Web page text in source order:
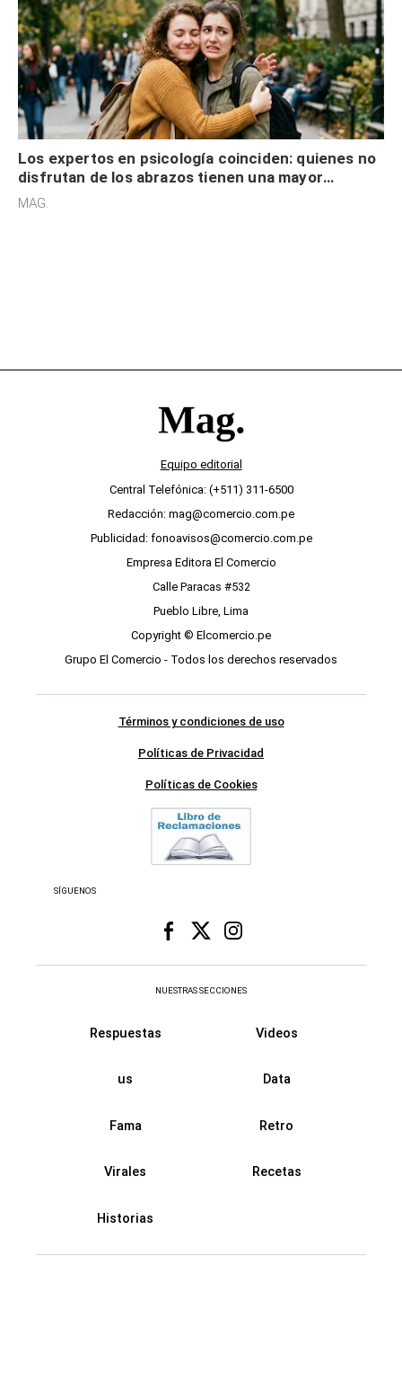
Los expertos en psicología coinciden: quienes no
disfrutan de los abrazos tienen una mayor
sensibilidad a los estímulos físicos y no es por
MAG.
Equipo editorial
Central Telefónica: (+511) 311-6500
Redacción: mag@comercio.com.pe
Publicidad: fonoavisos@comercio.com.pe
Empresa Editora El Comercio
Calle Paracas #532
Pueblo Libre, Lima
Copyright © Elcomercio.pe
Grupo El Comercio - Todos los derechos reservados
Términos y condiciones de uso
Políticas de Privacidad
Políticas de Cookies
SÍGUENOS
NUESTRAS SECCIONES
Respuestas Videos
us Data
Fama Retro
Virales Recetas
Historias